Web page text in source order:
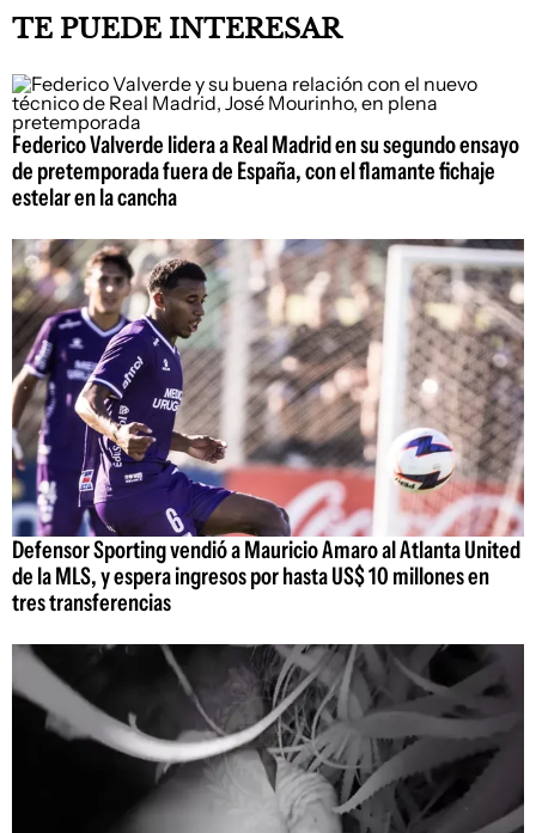
TE PUEDE INTERESAR
Federico Valverde lidera a Real Madrid en su segundo ensayo
de pretemporada fuera de España, con el flamante fichaje
estelar en la cancha
Defensor Sporting vendió a Mauricio Amaro al Atlanta United
de la MLS, y espera ingresos por hasta US$ 10 millones en
tres transferencias